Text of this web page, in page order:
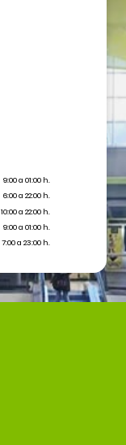
9:00 a 01:00 h.
6:00 a 22:00 h.
10:00 a 22:00 h.
9:00 a 01:00 h.
7:00 a 23:00 h.